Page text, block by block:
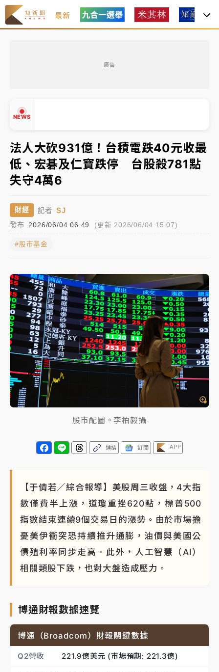
最新
廣告
NEWS
故宮《龍藏經》特展第2檔！今線上預約開賣一度塞車
周六起展出延長至晚上7時
台東農業處長涉圖利渡假村！東檢抗告成功 今重開羈
押庭
父親節泡湯了！中颱白海豚雨彈轟3天 「紅到發紫」降
雨熱區曝
女律師陳昱瑄詐慈濟10億！黃金158kg遭查扣畫面曝光
駁 理由曝光
周六起展出延長至晚上7時
台東農業處長涉圖利渡假村！東檢抗告成功 今重開羈
押庭
父親節泡湯了！中颱白海豚雨彈轟3天 「紅到發紫」降
雨熱區曝
▼
法人大砍931億！台積電跌40元收最
低、宏碁及仁寶跌停 台股殺781點
失守4萬6
財經 記者 SJ
發布 2026/06/04 06:49 (更新 2026/06/04 15:07)
#股市基金
股市配圖。李柏毅攝
連結 訂閱 APP
【于倩若／綜合報導】美股周三收盤，4大指
數僅費半上漲，道瓊重挫620點，標普500
指數結束連續9個交易日的漲勢。由於市場擔
憂美伊衝突恐持續推升通膨，油價與美國公
債殖利率同步走高。此外，人工智慧（AI）
相關類股下跌，也對大盤造成壓力。
博通財報數據速覽
博通（Broadcom）財報關鍵數據
Q2營收 221.9億美元 (市場預期: 221.3億)